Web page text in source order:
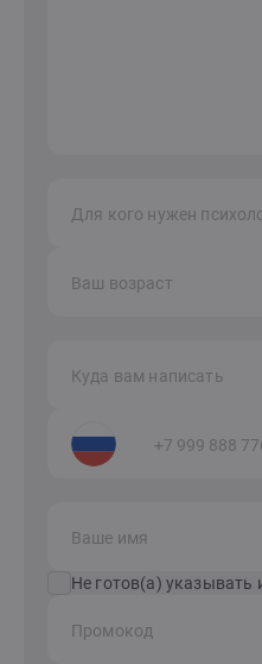
Для кого нужен
Ваш возраст
Куда вам написать
Ваше имя
Не готов(а) указывать
Промокод